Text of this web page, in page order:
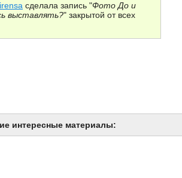
irensa сделала запись "Фото До и
выставлять?" закрытой от всех
интересные материалы: